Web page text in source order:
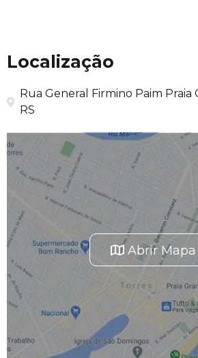
Localização
Rua General Firmino Paim Praia
RS
Abrir Mapa